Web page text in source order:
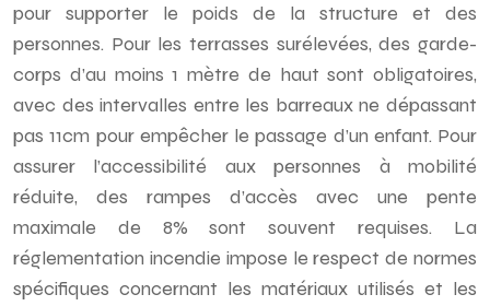
pour supporter le poids de la structure et des
personnes. Pour les terrasses surélevées, des garde-
corps d’au moins 1 mètre de haut sont obligatoires,
avec des intervalles entre les barreaux ne dépassant
pas 11cm pour empêcher le passage d’un enfant. Pour
assurer l’accessibilité aux personnes à mobilité
réduite, des rampes d’accès avec une pente
maximale de 8% sont souvent requises. La
réglementation incendie impose le respect de normes
spécifiques concernant les matériaux utilisés et les